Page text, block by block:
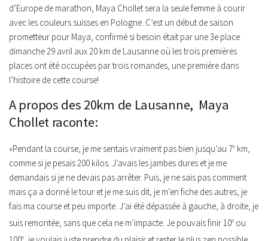
d’Europe de marathon, Maya Chollet sera la seule femme à courir
avec les couleurs suisses en Pologne. C’est un début de saison
prometteur pour Maya, confirmé si besoin était par une 3e place
dimanche 29 avril aux 20 km de Lausanne où les trois premières
places ont été occupées par trois romandes, une première dans
l’histoire de cette course!
A propos des 20km de Lausanne, Maya
Chollet raconte :
«Pendant la course, je me sentais vraiment pas bien jusqu’au 7e km,
comme si je pesais 200 kilos. J’avais les jambes dures et je me
demandais si je ne devais pas arrêter. Puis, je ne sais pas comment
mais ça a donné le tour et je me suis dit, je m’en fiche des autres, je
fais ma course et peu importe. J’ai été dépassée à gauche, à droite, je
suis remontée, sans que cela ne m’impacte. Je pouvais finir 10e ou
e